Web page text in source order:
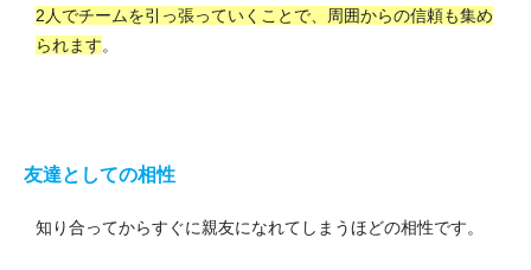
2人でチームを引っ張っていくことで、周囲からの信頼も集め
られます。
友達としての相性
知り合ってからすぐに親友になれてしまうほどの相性です。